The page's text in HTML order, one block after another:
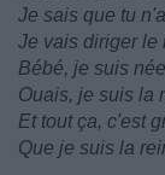
Je sais que tu
Je vais diriger le
Bébé, je suis
Ouais, je suis la
Et tout ça, c'est
Que je suis la